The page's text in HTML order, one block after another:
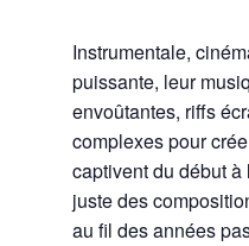
Instrumentale,
puissante, leur
envoûtantes, riffs
complexes pour
captivent du début
juste des
au fil des années